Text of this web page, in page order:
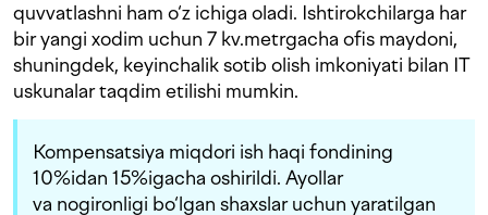
quvvatlashni ham o‘z ichiga oladi. Ishtirokchilarga har
bir yangi xodim uchun 7 kv.metrgacha ofis maydoni,
shuningdek, keyinchalik sotib olish imkoniyati bilan IT
uskunalar taqdim etilishi mumkin.
Kompensatsiya miqdori ish haqi fondining
10%idan 15%igacha oshirildi. Ayollar
va nogironligi bo‘lgan shaxslar uchun yaratilgan